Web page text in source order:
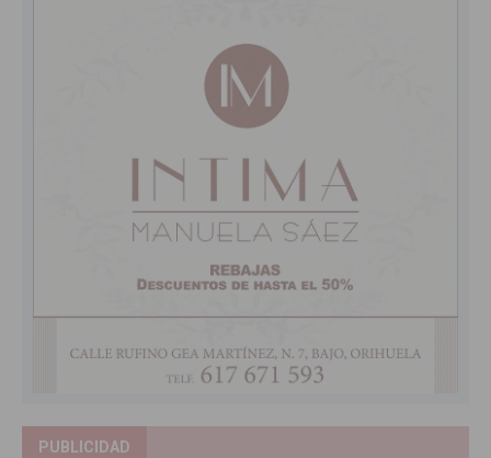
PUBLICIDAD